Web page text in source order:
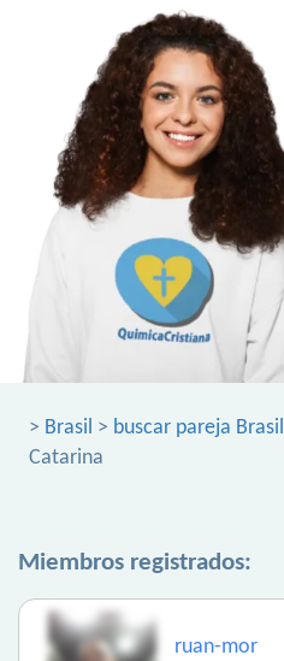
> Brasil > buscar pareja Brasil
Catarina
Miembros registrados:
ruan-mor